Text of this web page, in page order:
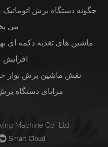
چگونه دستگاه برش
می
ماشین های تغذیه دکمه ای
نقش ماشین برش نوار
مزایای دستگاه
Machine Co., Ltd.
Smart Cloud